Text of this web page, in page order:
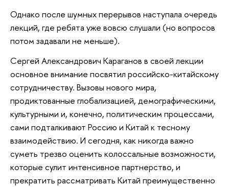
Однако после шумных перерывов наступала очередь
лекций, где ребята уже вовсю слушали (но вопросов
потом задавали не меньше).
Сергей Александрович Караганов в своей лекции
основное внимание посвятил российско-китайскому
сотрудничеству. Вызовы нового мира,
продиктованные глобализацией, демографическими,
культурными и, конечно, политическим процессами,
сами подталкивают Россию и Китай к тесному
взаимодействию. И сегодня, как никогда важно
суметь трезво оценить колоссальные возможности,
которые сулит интенсивное партнерство, и
прекратить рассматривать Китай преимущественно